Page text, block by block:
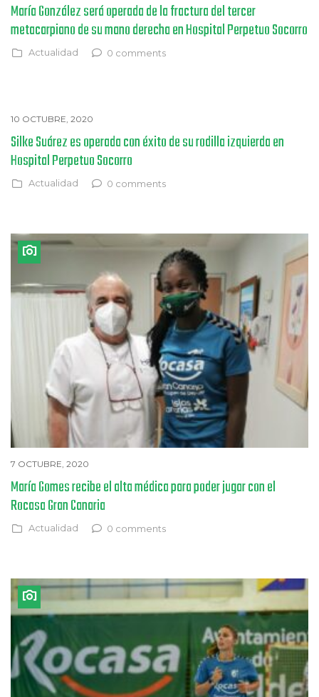
María González será operada de la fractura del tercer
metacarpiano de su mano derecha en Hospital Perpetuo Socorro
Actualidad 0 comments
10 OCTUBRE, 2020
Silke Suárez es operada con éxito de su rodilla izquierda en
Hospital Perpetuo Socorro
Actualidad 0 comments
7 OCTUBRE, 2020
María Gomes recibe el alta médica para poder jugar con el
Rocasa Gran Canaria
Actualidad 0 comments